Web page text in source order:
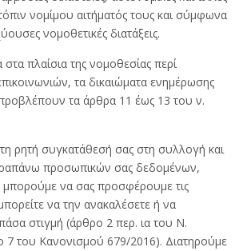
νομίμου αιτήματός τους και σύμφωνα
νομοθετικές διατάξεις.
πλαίσια της νομοθεσίας περί
τα δικαιώματα ενημέρωσης
τα άρθρα 11 έως 13 του ν.
ρητή συγκατάθεσή σας στη συλλογή και
προσωπικών σας δεδομένων,
μπορούμε να σας προσφέρουμε τις
να την ανακαλέσετε ή να
στιγμή (άρθρο 2 περ. ια του Ν.
7 του Κανονισμού 679/2016). Διατηρούμε